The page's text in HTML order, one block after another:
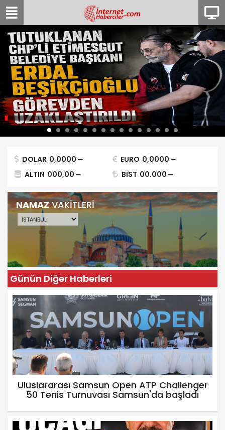
DOLAR 0,0000 EURO 0,0000
ALTIN 000,00 BİST 00.000
NAMAZVAKİTLERİ
Günün Diğer Haberleri
Uluslararası Samsun Open ATP Challenger
50 Tenis Turnuvası Samsun'da başladı